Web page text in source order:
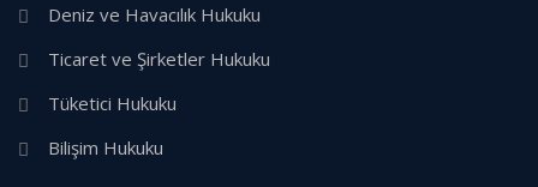
Deniz ve Havacılık Hukuku
Ticaret ve Şirketler Hukuku
Tüketici Hukuku
Bilişim Hukuku